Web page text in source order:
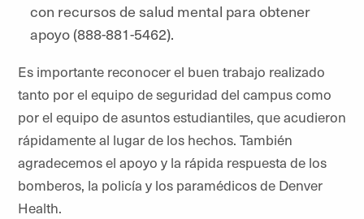
con recursos de salud mental para obtener
apoyo (888-881-5462).
Es importante reconocer el buen trabajo realizado
tanto por el equipo de seguridad del campus como
por el equipo de asuntos estudiantiles, que acudieron
rápidamente al lugar de los hechos. También
agradecemos el apoyo y la rápida respuesta de los
bomberos, la policía y los paramédicos de Denver
Health.